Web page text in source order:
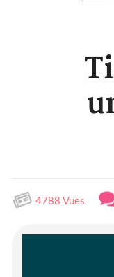
4788 Vues